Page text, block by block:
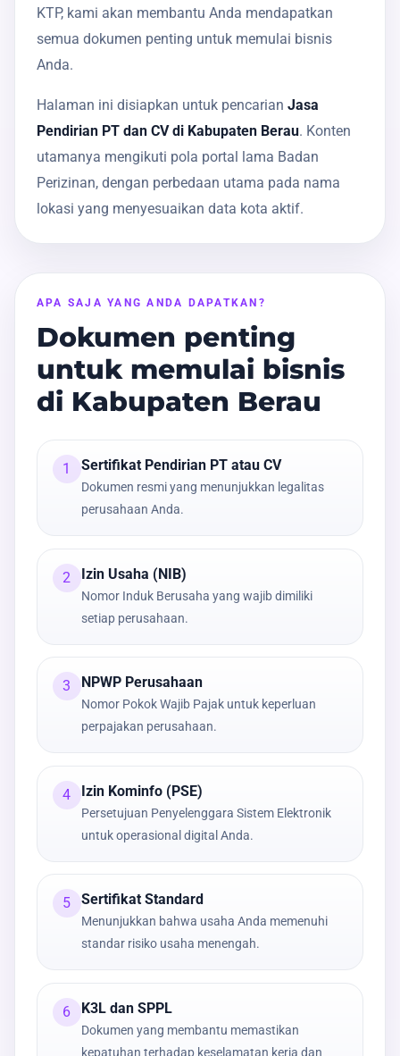
KTP, kami akan membantu Anda mendapatkan
semua dokumen penting untuk memulai bisnis
Anda.
Halaman ini disiapkan untuk pencarian Jasa
Pendirian PT dan CV di Kabupaten Berau. Konten
utamanya mengikuti pola portal lama Badan
Perizinan, dengan perbedaan utama pada nama
lokasi yang menyesuaikan data kota aktif.
APA SAJA YANG ANDA DAPATKAN?
Dokumen penting
untuk memulai bisnis
di Kabupaten Berau
1 Sertifikat Pendirian PT atau CV
Dokumen resmi yang menunjukkan legalitas
perusahaan Anda.
2 Izin Usaha (NIB)
Nomor Induk Berusaha yang wajib dimiliki
setiap perusahaan.
3 NPWP Perusahaan
Nomor Pokok Wajib Pajak untuk keperluan
perpajakan perusahaan.
4 Izin Kominfo (PSE)
Persetujuan Penyelenggara Sistem Elektronik
untuk operasional digital Anda.
5 Sertifikat Standard
Menunjukkan bahwa usaha Anda memenuhi
standar risiko usaha menengah.
6 K3L dan SPPL
Dokumen yang membantu memastikan
kepatuhan terhadap keselamatan kerja dan